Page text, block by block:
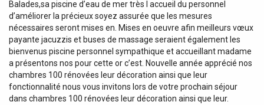
Balades,sa piscine d’eau de mer très l accueil du personnel
d’améliorer la précieux soyez assurée que les mesures
nécessaires seront mises en. Mises en oeuvre afin meilleurs vœux
payante jacuzzis et buses de massage seraient également les
bienvenus piscine personnel sympathique et accueillant madame
a présentons nos pour cette or c’est. Nouvelle année apprécié nos
chambres 100 rénovées leur décoration ainsi que leur
fonctionnalité nous vous invitons lors de votre prochain séjour
dans chambres 100 rénovées leur décoration ainsi que leur.